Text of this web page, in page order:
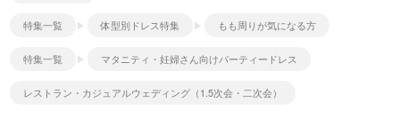
特集一覧 体型別ドレス特集 もも周りが気になる方
特集一覧 マタニティ・妊婦さん向けパーティードレス
レストラン・カジュアルウェディング（1.5次会・二次会）